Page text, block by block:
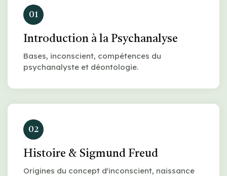
01
Introduction à la Psychanalyse
Bases, inconscient, compétences du
psychanalyste et déontologie.
02
Histoire & Sigmund Freud
Origines du concept d'inconscient, naissance